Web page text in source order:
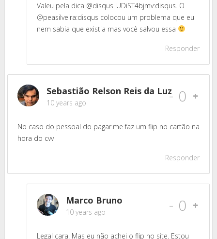
Valeu pela dica @disqus_UDiST4bjmv:disqus. O
@peasilveira:disqus colocou um problema que eu
nem sabia que existia mas você salvou essa
Responder
Sebastião Relson Reis da Luz
10 years ago - 0
No caso do pessoal do pagar.me faz um flip no cartão na
hora do cvv
Responder
Marco Bruno
10 years ago - 0
Legal cara. Mas eu não achei o flip no site. Estou